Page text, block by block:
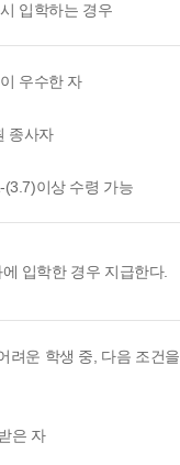
입학하는 경우
우수한 자
종사자
이상 수령 가능
입학한 경우 지급한다.
려운 학생 중, 다음 조건을
은 자